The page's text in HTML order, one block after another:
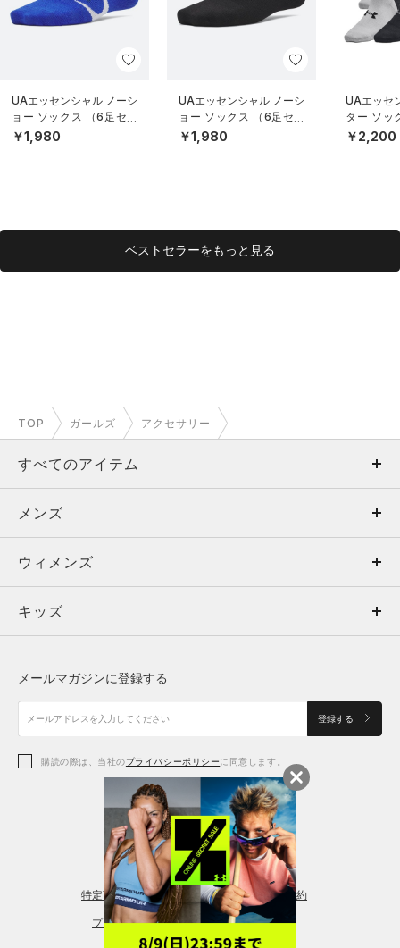
UAエッセンシャル ノーシ
ョー ソックス （6足セッ
ト）（トレーニング/KID
￥1,980
UAエッセンシャル ノーシ
ョー ソックス （6足セッ
ト）（トレーニング/KID
S）
￥1,980
UAエッセ
ター ソッ
ト）（ラ
DS）
￥2,200
ベストセラーをもっと見る
TOP ガールズ アクセサリー
すべてのアイテム
メンズ
ウィメンズ
キッズ
アクセサリー
メンズ
トップス
ボトムス
アクセサリー
ウィメンズ
トップス
シューズ
アクセサリー
レギンス＆タイツ
キッズ
シューズ
メールマガジンに登録する
登録する
購読の際は、当社のプライバシーポリシーに同意します。
特定商取引法に基づく通販の表記 会員規約
プライバシーポリシー